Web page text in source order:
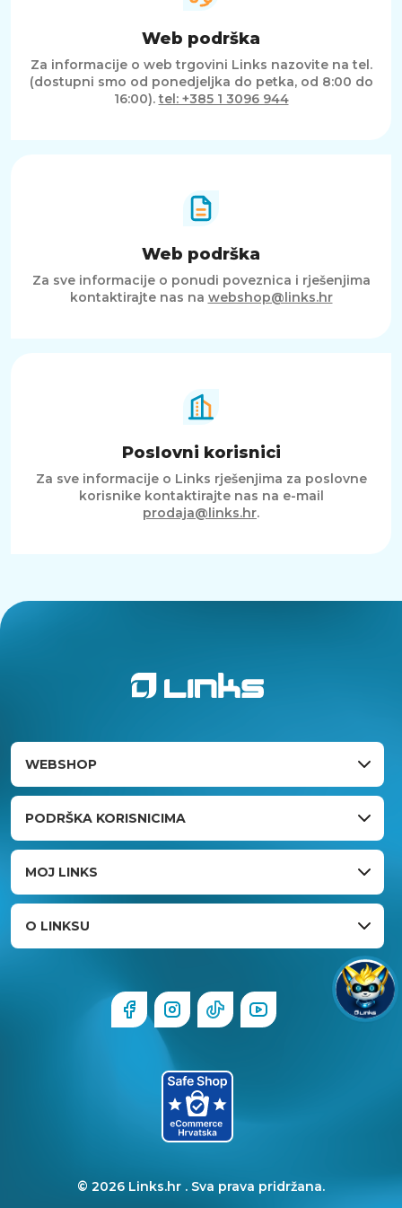
Web podrška
Za informacije o web trgovini Links nazovite na tel.
(dostupni smo od ponedjeljka do petka, od 8:00 do
16:00).tel: +385 1 3096 944
Web podrška
Za sve informacije o ponudi poveznica i rješenjima
kontaktirajte nas na webshop@links.hr
Poslovni korisnici
Za sve informacije o Links rješenjima za poslovne
korisnike kontaktirajte nas na e-mail
prodaja@links.hr.
WEBSHOP
PODRŠKA KORISNICIMA
MOJ LINKS
O LINKSU
© 2026 Links.hr . Sva prava pridržana.